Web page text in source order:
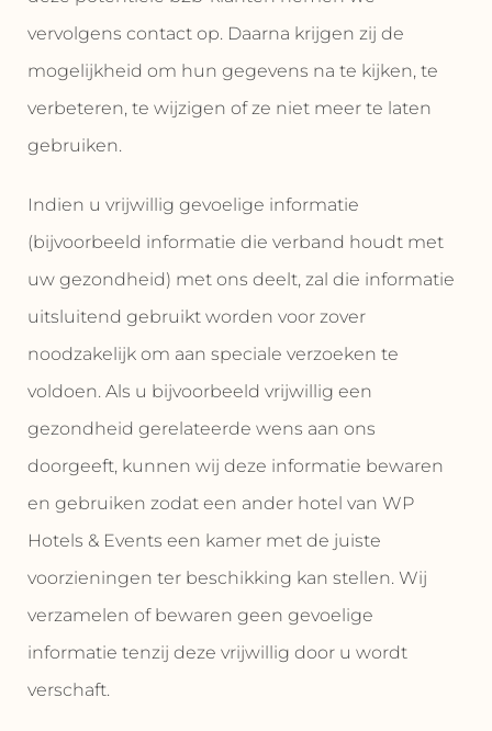
vervolgens contact op. Daarna krijgen zij de
mogelijkheid om hun gegevens na te kijken, te
verbeteren, te wijzigen of ze niet meer te laten
gebruiken.
Indien u vrijwillig gevoelige informatie
(bijvoorbeeld informatie die verband houdt met
uw gezondheid) met ons deelt, zal die informatie
uitsluitend gebruikt worden voor zover
noodzakelijk om aan speciale verzoeken te
voldoen. Als u bijvoorbeeld vrijwillig een
gezondheid gerelateerde wens aan ons
doorgeeft, kunnen wij deze informatie bewaren
en gebruiken zodat een ander hotel van WP
Hotels & Events een kamer met de juiste
voorzieningen ter beschikking kan stellen. Wij
verzamelen of bewaren geen gevoelige
informatie tenzij deze vrijwillig door u wordt
verschaft.